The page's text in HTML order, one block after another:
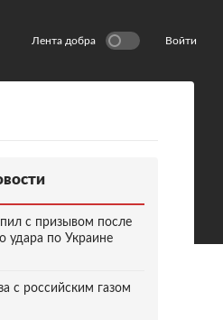
Лента добра Войти
с призывом после
удара по Украине
с российским газом